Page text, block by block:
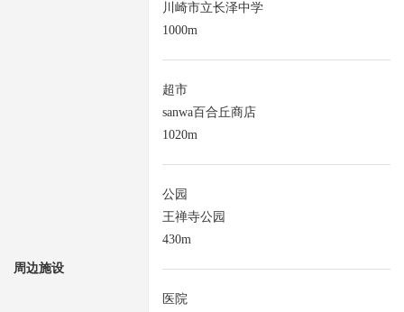
周边施设
川崎市立长泽中学
1000m
超市
sanwa百合丘商店
1020m
公园
王禅寺公园
430m
医院